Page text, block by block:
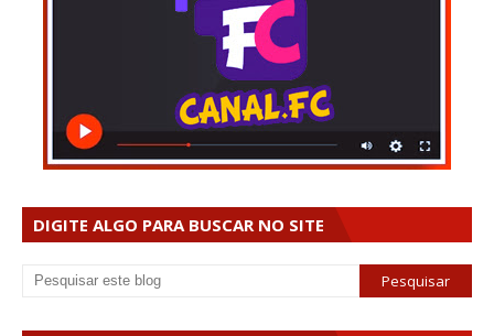
DIGITE ALGO PARA BUSCAR NO SITE